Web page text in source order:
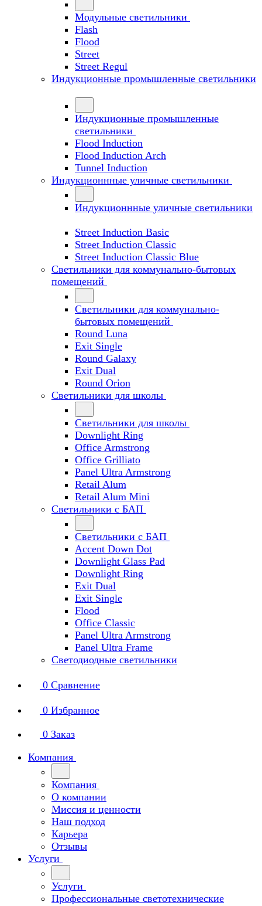
Модульные светильники
Flash
Flood
Street
Street Regul
Индукционные промышленные светильники
Индукционные промышленные
светильники
Flood Induction
Flood Induction Arch
Tunnel Induction
Индукционнные уличные светильники
Индукционнные уличные светильники
Street Induction Basic
Street Induction Classic
Street Induction Classic Blue
Светильники для коммунально-бытовых
помещений
Светильники для коммунально-
бытовых помещений
Round Luna
Exit Single
Round Galaxy
Exit Dual
Round Orion
Светильники для школы
Светильники для школы
Downlight Ring
Office Armstrong
Office Grilliato
Panel Ultra Armstrong
Retail Alum
Retail Alum Mini
Светильники с БАП
Светильники с БАП
Accent Down Dot
Downlight Glass Pad
Downlight Ring
Exit Dual
Exit Single
Flood
Office Classic
Panel Ultra Armstrong
Panel Ultra Frame
Светодиодные светильники
0 Сравнение
0 Избранное
0 Заказ
Компания
Компания
О компании
Миссия и ценности
Наш подход
Карьера
Отзывы
Услуги
Услуги
Профессиональные светотехнические